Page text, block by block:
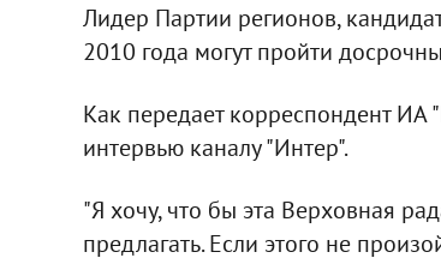
Лидер Партии регионов,
2010 года могут пройти
Как передает корреспондент ИА
интервью каналу "Интер".
"Я хочу, что бы эта Верховная
предлагать. Если этого не